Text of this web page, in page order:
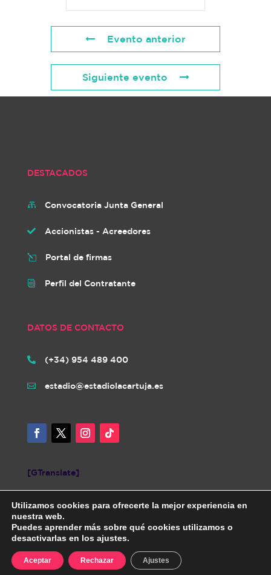
Evento anterior
Siguiente evento
DESTACADOS
 Convocatoria Junta General
 Accionistas - Acreedores
l Portal de firmas
i Perfil del Contratante
DATOS DE CONTACTO
 (+34) 954 489 400
 estadio@estadiolacartuja.es
[GTranslate]
LEGAL| POLÍTICA DE PRIVACIDAD|POLÍTICA DE COOKIES
Utilizamos cookies para ofrecerte la mejor experiencia en
nuestra web.
Puedes aprender más sobre qué cookies utilizamos o
desactivarlas en los ajustes.
Aceptar Rechazar Ajustes